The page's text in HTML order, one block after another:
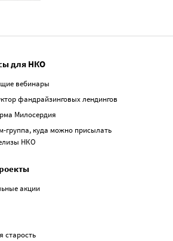
для НКО
вебинары
фандрайзинговых лендингов
Милосердия
группа, куда можно присылать
НКО
акции
старость